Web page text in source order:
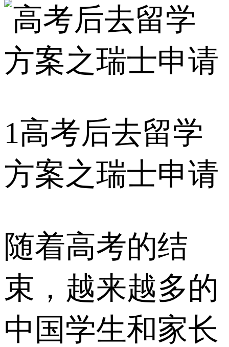
1高考后去留学
方案之瑞士申请
随着高考的结
束，越来越多的
中国学生和家长